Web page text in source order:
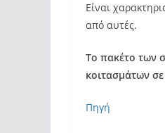
Είναι
από αυτές.
Το πακέτο των
κοιτασμάτων
Πηγή